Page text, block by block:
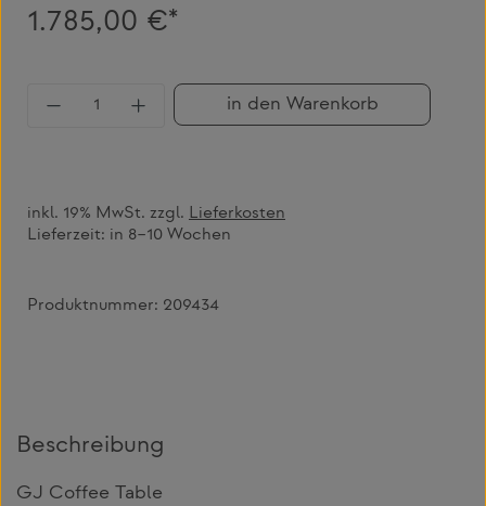
1.785,00 €*
Produkt Anzahl: Gib den gewünschten
in den Warenkorb
inkl. 19% MwSt. zzgl. Lieferkosten
Lieferzeit: in 8–10 Wochen
Produktnummer: 209434
Beschreibung
GJ Coffee Table